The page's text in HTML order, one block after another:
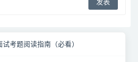
考题阅读指南（必看）